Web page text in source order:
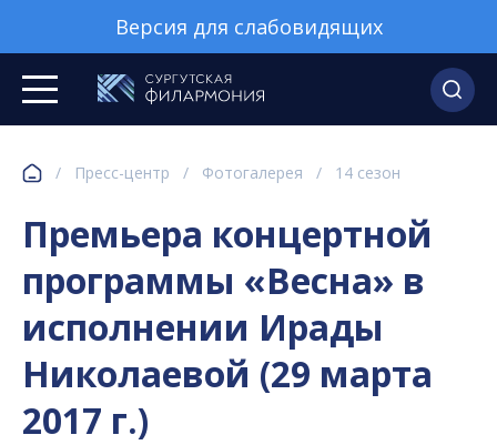
Версия для слабовидящих
/ Пресс-центр / Фотогалерея / 14 сезон
Премьера концертной
программы «Весна» в
исполнении Ирады
Николаевой (29 марта
2017 г.)